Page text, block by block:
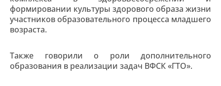
формировании культуры здорового образа жизни
участников образовательного процесса младшего
возраста.
Также говорили о роли дополнительного
образования в реализации задач ВФСК «ГТО».